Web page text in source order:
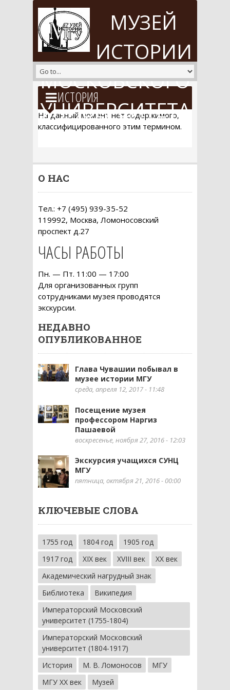
Перейти к основному содержанию
МУЗЕЙ
ИСТОРИИ
МОСКОВСКОГО
УНИВЕРСИТЕТА
ИСТОРИЯ
На данный момент нет содержимого,
классифицированного этим термином.
О НАС
Тел.: +7 (495) 939-35-52
119992, Москва, Ломоносовский
проспект д.27
ЧАСЫ РАБОТЫ
Пн. — Пт. 11:00 — 17:00
Для организованных групп
сотрудниками музея проводятся
экскурсии.
НЕДАВНО
ОПУБЛИКОВАННОЕ
Глава Чувашии побывал в
музее истории МГУ
среда, апреля 12, 2017 - 11:48
Посещение музея
профессором Наргиз
Пашаевой
воскресенье, ноября 27, 2016 - 12:03
Экскурсия учащихся СУНЦ
МГУ
пятница, октября 21, 2016 - 00:00
КЛЮЧЕВЫЕ СЛОВА
1755 год 1804 год
1905 год
1917 год
XIX век XVIII век
XX век
Академический нагрудный знак
Библиотека
Википедия
Императорский Московский
университет (1755-1804)
Императорский Московский
университет (1804-1917)
История
М. В. Ломоносов
МГУ
МГУ XX век
Музей